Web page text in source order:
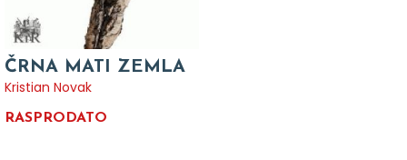
ČRNA MATI ZEMLA
Kristian Novak
RASPRODATO